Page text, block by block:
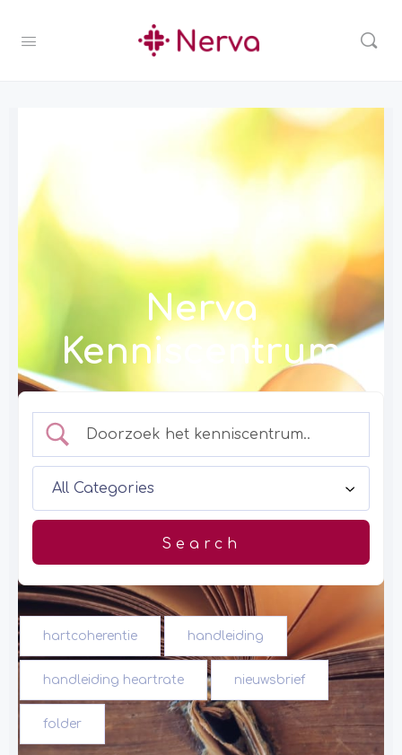
Nerva
Kenniscentrum
hartcoherentie handleiding
handleiding heartrate nieuwsbrief
folder